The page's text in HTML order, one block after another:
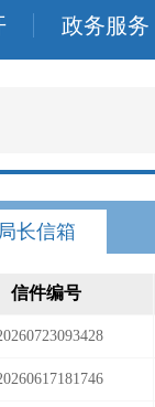
政务服务
局长信箱
信件编号